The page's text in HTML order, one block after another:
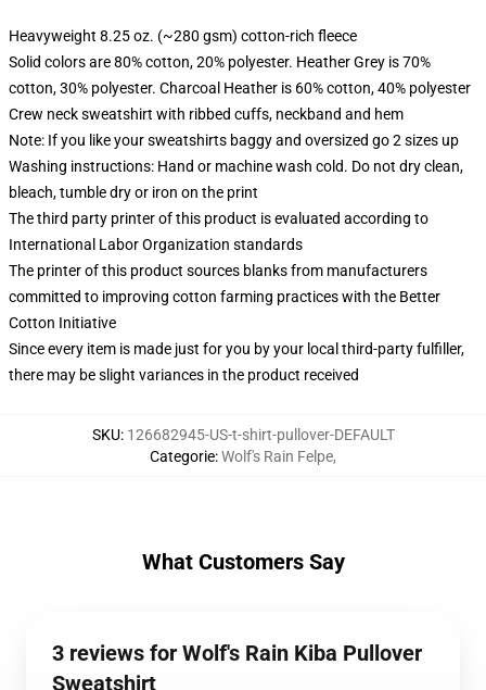
Heavyweight 8.25 oz. (~280 gsm) cotton-rich fleece
Solid colors are 80% cotton, 20% polyester. Heather Grey is 70%
cotton, 30% polyester. Charcoal Heather is 60% cotton, 40% polyester
Crew neck sweatshirt with ribbed cuffs, neckband and hem
Note: If you like your sweatshirts baggy and oversized go 2 sizes up
Washing instructions: Hand or machine wash cold. Do not dry clean,
bleach, tumble dry or iron on the print
The third party printer of this product is evaluated according to
International Labor Organization standards
The printer of this product sources blanks from manufacturers
committed to improving cotton farming practices with the Better
Cotton Initiative
Since every item is made just for you by your local third-party fulfiller,
there may be slight variances in the product received
SKU: 126682945-US-t-shirt-pullover-DEFAULT
Categorie:Wolf's Rain Felpe,
What Customers Say
3 reviews for Wolf's Rain Kiba Pullover
Sweatshirt